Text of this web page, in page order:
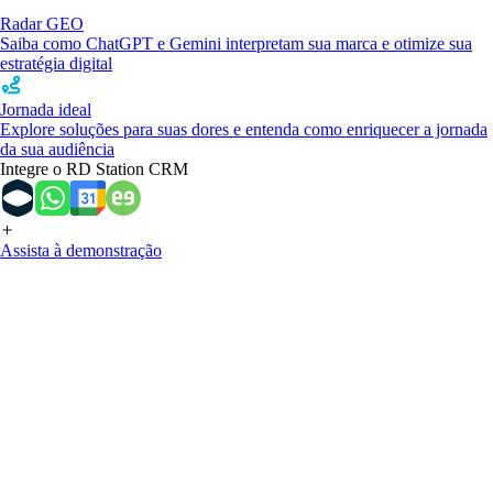
Radar GEO
Saiba como ChatGPT e Gemini interpretam sua marca e otimize sua
estratégia digital
Jornada ideal
Explore soluções para suas dores e entenda como enriquecer a jornada
da sua audiência
Integre o RD Station CRM
Assista à demonstração